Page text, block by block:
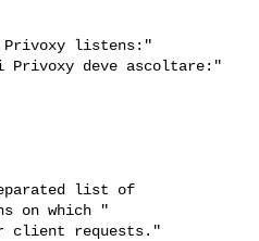
Privoxy listens:"
deve ascoltare:"
list of
on which "
client requests."